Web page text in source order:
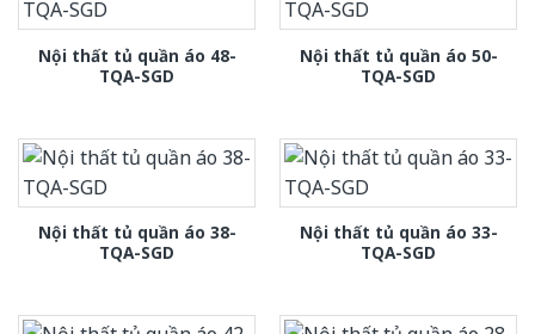
Nội thất tủ quần áo 48-
TQA-SGD
Nội thất tủ quần áo 50-
TQA-SGD
Nội thất tủ quần áo 38-
TQA-SGD
Nội thất tủ quần áo 33-
TQA-SGD